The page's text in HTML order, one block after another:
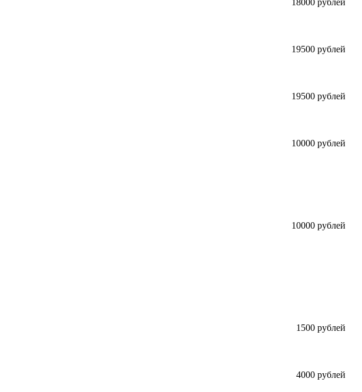
18000 рублей
19500 рублей
19500 рублей
10000 рублей
10000 рублей
1500 рублей
4000 рублей